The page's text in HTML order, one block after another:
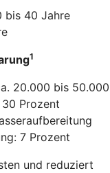
bis 40 Jahre
1
20.000 bis 50.000
Prozent
7 Prozent
und reduziert